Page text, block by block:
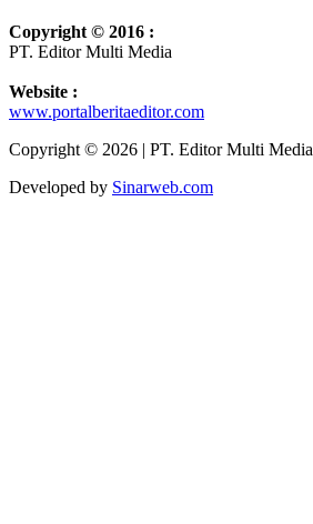
Copyright © 2016 :
PT. Editor Multi Media
Website :
www.portalberitaeditor.com
Copyright © 2026 | PT. Editor Multi Media
Developed by Sinarweb.com